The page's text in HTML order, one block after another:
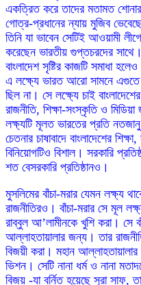
একত্রিত করে তাদের মতামত
গোত্র-প্রধানের ন্যায় মুজিব
তিনি যা ভাবেন সেটিই আওয়ামী
করেছেন ভারতীয় গুপ্তচরদের
বাংলাদেশ সৃষ্টির কাজটি সমাধা
এ লক্ষ্যে ভারত আরো সামনে
ছিল না। সে লক্ষ্যে চাই
রাজনীতি, শিক্ষা-সংস্কৃতি ও
লক্ষ্যটি মূলত ভারতের প্রতি
চেতনার চাষাবাদে বাংলাদেশের
বিনিয়োগটিও বিশাল। সরকারি
শত বেসরকারি প্রতিষ্ঠানও।
মুসলিমের বাঁচা-মরার যেমন লক্ষ্য
রাজনীতিরও। বাঁচা-মরার সে মূল
রাব্বুল আ’লামীনকে খুশি করা। সে
আল্লাহতায়ালার জন্য। তার
বিজয়ী করা। মহান
ভিশন। সেটি নানা ধর্ম ও নানা
বিজয় -যা বর্নিত হয়েছে সুরা সাফ,